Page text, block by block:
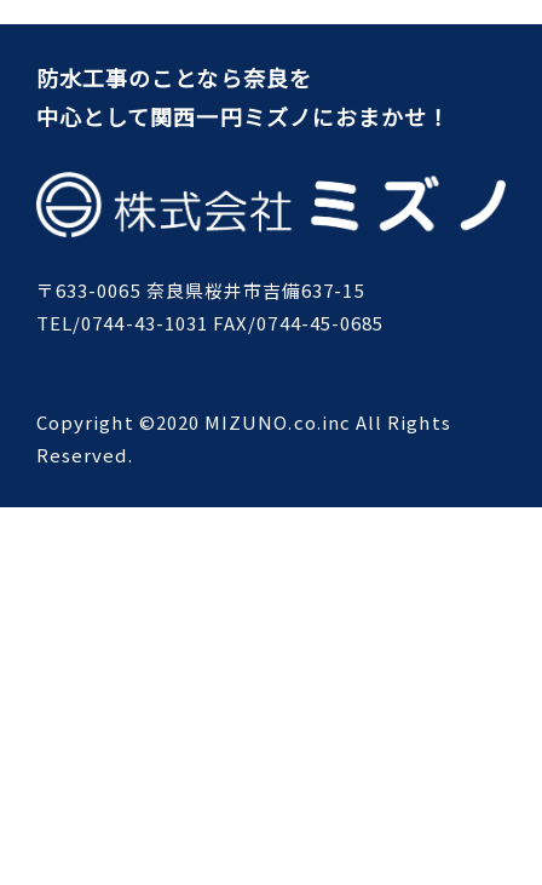
防水工事のことなら奈良を
中心として関西一円ミズノにおまかせ！
〒633-0065 奈良県桜井市吉備637-15
TEL/0744-43-1031 FAX/0744-45-0685
Copyright ©2020 MIZUNO.co.inc All Rights
Reserved.